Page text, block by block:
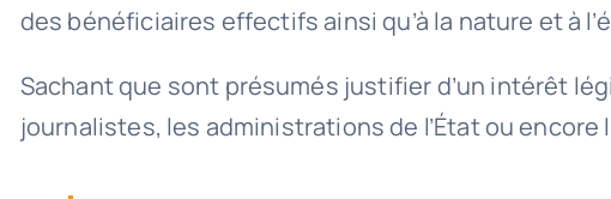
des bénéficiaires effectifs ainsi qu’à la nature et à
Sachant que sont présumés justifier d’un intérêt
journalistes, les administrations de l’État ou